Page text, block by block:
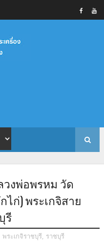
งพ่อพรหม วัด
ก่) พระเกจิสาย
รี
พระเกจิราชบุรี, ราชบุรี